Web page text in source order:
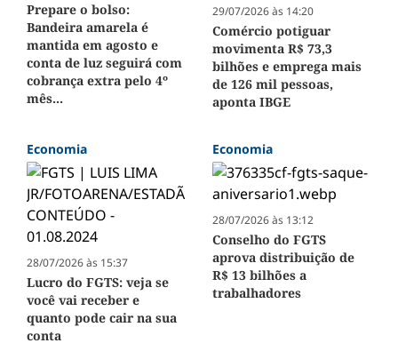
Prepare o bolso:
Bandeira amarela é
mantida em agosto e
conta de luz seguirá com
cobrança extra pelo 4º
mês...
29/07/2026 às 14:20
Comércio potiguar
movimenta R$ 73,3
bilhões e emprega mais
de 126 mil pessoas,
aponta IBGE
Economia
28/07/2026 às 15:37
Lucro do FGTS: veja se
você vai receber e
quanto pode cair na sua
conta
Economia
28/07/2026 às 13:12
Conselho do FGTS
aprova distribuição de
R$ 13 bilhões a
trabalhadores